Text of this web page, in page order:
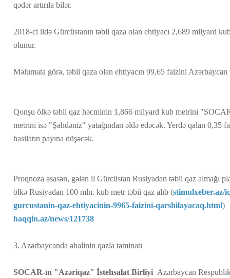
qədər artırıla bilər.
2018-ci ildə Gürcüstanın təbii qaza olan ehtiyacı 2,689 milyard
olunur.
Məlumata görə, təbii qaza olan ehtiyacın 99,65 faizini Azərbaycan
Qonşu ölkə təbii qaz həcminin 1,866 milyard kub metrini
metrini isə "Şahdəniz" yatağından əldə edəcək. Yerdə qalan 0,35
hasilatın payına düşəcək.
Proqnoza əsasən, gələn il Gürcüstan Rusiyadan təbii qaz almağı
ölkə Rusiyadan 100 mln. kub metr təbii qaz alıb (stimulxeber.az/
gurcustanin-qaz-ehtiyacinin-9965-faizini-qarshilayacaq.html)
haqqin.az/news/121738
3. Azərbaycanda əhalinin qazla təminatı
SOCAR-ın "Azəriqaz" İstehsalat Birliyi Azərbaycan